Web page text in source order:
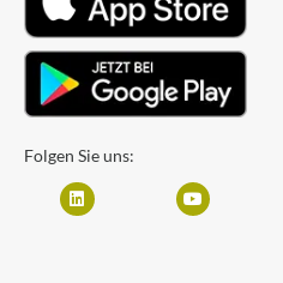
Folgen Sie uns: